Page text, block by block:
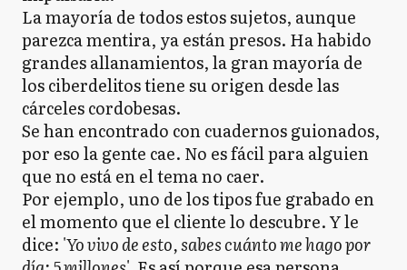
La mayoría de todos estos sujetos, aunque
parezca mentira, ya están presos. Ha habido
grandes allanamientos, la gran mayoría de
los ciberdelitos tiene su origen desde las
cárceles cordobesas.
Se han encontrado con cuadernos guionados,
por eso la gente cae. No es fácil para alguien
que no está en el tema no caer.
Por ejemplo, uno de los tipos fue grabado en
el momento que el cliente lo descubre. Y le
dice: 'Yo vivo de esto, sabes cuánto me hago por